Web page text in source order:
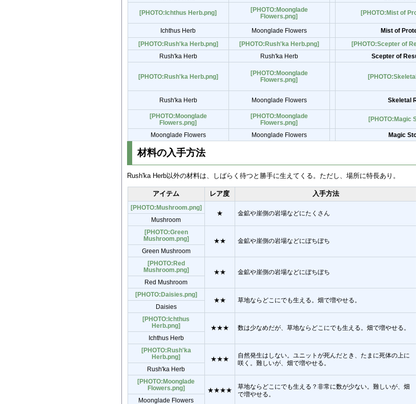
[PHOTO:Ichthus Herb.png]
[PHOTO:Moonglade
Flowers.png]
[PHOTO:Mist of
Ichthus Herb Moonglade Flowers
Mist of
[PHOTO:Rush'ka Herb.png]
[PHOTO:Rush'ka Herb.png]
[PHOTO:Scepter of
Rush'ka Herb
Rush'ka Herb Scepter of
[PHOTO:Rush'ka Herb.png]
[PHOTO:Moonglade
Flowers.png]
Rush'ka Herb Moonglade Flowers Skeletal
[PHOTO:Moonglade
Flowers.png]
[PHOTO:Moonglade
Flowers.png]
[PHOTO:Magic
Moonglade Flowers
Moonglade Flowers Magic
材料の入手方法
Rush'ka Herb以外の材料は、しばらく待つと勝手に生えてくる。ただし、場所に特長あり。
アイテム レア度 入手方法
[PHOTO:Mushroom.png]
★
金鉱や崖側の岩場などにたくさん
Mushroom
[PHOTO:Green
Mushroom.png]
★★ 金鉱や崖側の岩場などにぼちぼち
Green Mushroom
[PHOTO:Red
Mushroom.png]
★★ 金鉱や崖側の岩場などにぼちぼち
Red Mushroom
[PHOTO:Daisies.png]
★★
草地ならどこにでも生える。畑で増やせる。
Daisies
[PHOTO:Ichthus
Herb.png]
★★★ 数は少なめだが、草地ならどこにでも生える。畑で増やせる。
Ichthus Herb
[PHOTO:Rush'ka
Herb.png]
★★★
自然発生はしない。ユニットが死んだとき、たまに死体の上に
咲く。難しいが、畑で増やせる。
Rush'ka Herb
[PHOTO:Moonglade
Flowers.png]
★★★★
草地ならどこにでも生える？非常に数が少ない。難しいが、畑
で増やせる。
Moonglade Flowers